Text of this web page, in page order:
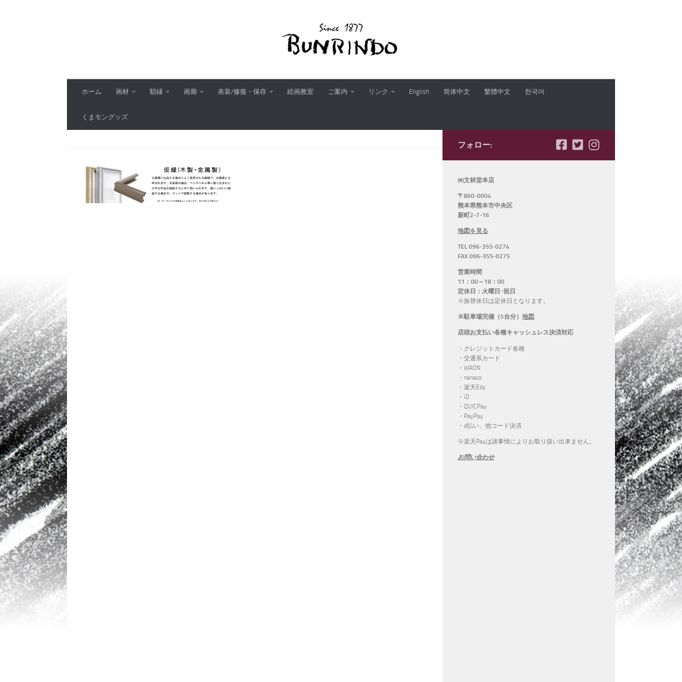
ホーム 画材 額縁 画廊 表装/修復・保存 絵画教室 ご案内 リンク English 简体中文 繁體中文 한국어
くまモングッズ
フォロー:
㈲文林堂本店
〒860-0004
熊本県熊本市中央区
新町2-7-16
地図を見る
TEL 096-355-0274
FAX 096-355-0275
営業時間
11：00～18：00
定休日：火曜日･祝日
※振替休日は定休日となります。
※駐車場完備（5台分） 地図
店頭お支払い各種キャッシュレス決済対応
・クレジットカード各種
・交通系カード
・WAON
・nanaco
・楽天Edy
・iD
・QUICPay
・PayPay
・d払い、他コード決済
※楽天Payは諸事情によりお取り扱い出来ません。
お問い合わせ